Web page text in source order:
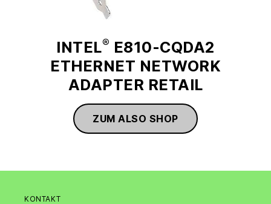
INTEL® E810-CQDA2
ETHERNET NETWORK
ADAPTER RETAIL
ZUM ALSO SHOP
KONTAKT